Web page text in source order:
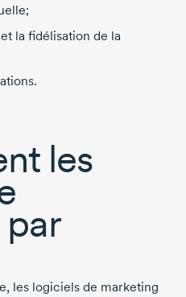
la fidélisation de la
les
les logiciels de marketing